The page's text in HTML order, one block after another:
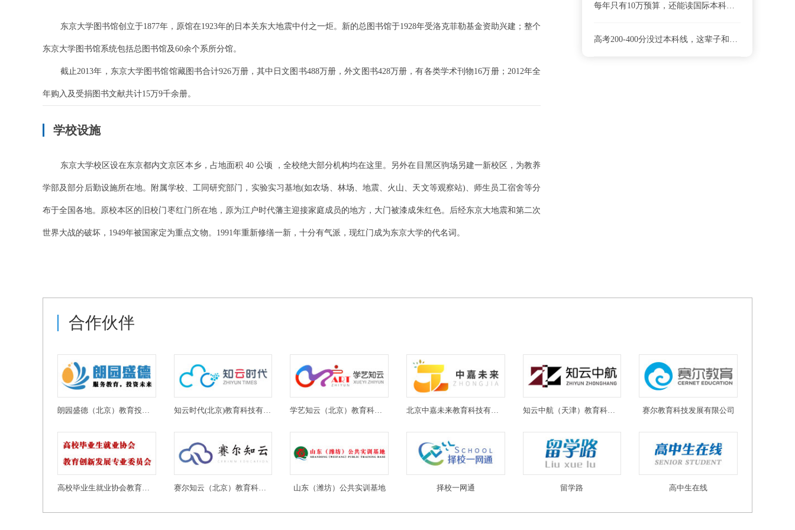
东京大学图书馆创立于1877年，原馆在1923年的日本关东大地震中付之一炬。新的总图书馆于1928年受洛克菲勒基金资助兴建；整个
东京大学图书馆系统包括总图书馆及60余个系所分馆。
截止2013年，东京大学图书馆馆藏图书合计926万册，其中日文图书488万册，外文图书428万册，有各类学术刊物16万册；2012年全
年购入及受捐图书文献共计15万9千余册。
学校设施
东京大学校区设在东京都内文京区本乡，占地面积 40 公顷 ，全校绝大部分机构均在这里。另外在目黑区驹场另建一新校区，为教养
学部及部分后勤设施所在地。附属学校、工同研究部门，实验实习基地(如农场、林场、地震、火山、天文等观察站)、师生员工宿舍等分
布于全国各地。原校本区的旧校门枣红门所在地，原为江户时代藩主迎接家庭成员的地方，大门被漆成朱红色。后经东京大地震和第二次
世界大战的破坏，1949年被国家定为重点文物。1991年重新修缮一新，十分有气派，现红门成为东京大学的代名词。
每年只有10万预算，还能读国际本科吗？选对这两种模式，低预算也能逆袭！
高考200-400分没过本科线，这辈子和好大学无缘了？这条路让你弯道超车！
合作伙伴
朗园盛德（北京）教育投资有限公司 知云时代(北京)教育科技有限公司 学艺知云（北京）教育科技有限公司 北京中嘉未来教育科技有限公司 知云中航（天津）教育科技有限公司 赛尔教育科技发展有限公司
赛尔知云（北京）教育科技有限公司 山东（潍坊）公共实训基地 择校一网通 留学路 高中生在线